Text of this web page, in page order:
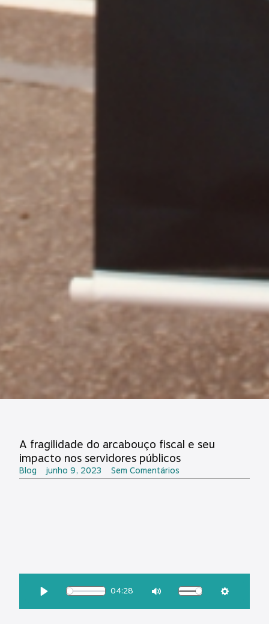
A fragilidade do arcabouço fiscal e seu
impacto nos servidores públicos
Blog junho 9, 2023 Sem Comentários
04:28